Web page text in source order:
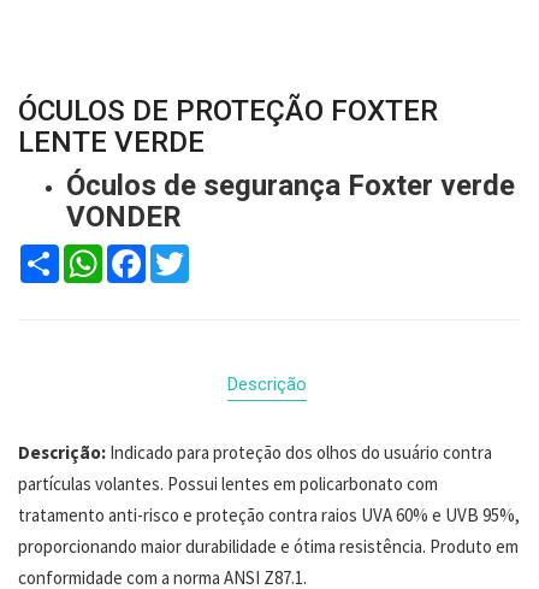
ÓCULOS DE PROTEÇÃO FOXTER
LENTE VERDE
Óculos de segurança Foxter verde
VONDER
Compartilhar
WhatsAppFacebook
Twitter
Descrição
Descrição: Indicado para proteção dos olhos do usuário contra
partículas volantes. Possui lentes em policarbonato com
tratamento anti-risco e proteção contra raios UVA 60% e UVB 95%,
proporcionando maior durabilidade e ótima resistência. Produto em
conformidade com a norma ANSI Z87.1.